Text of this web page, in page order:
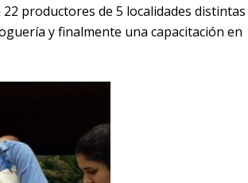
productores de 5 localidades distintas
y finalmente una capacitación en